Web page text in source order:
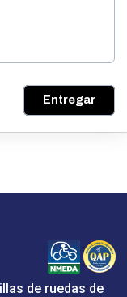
Entregar
de ruedas de